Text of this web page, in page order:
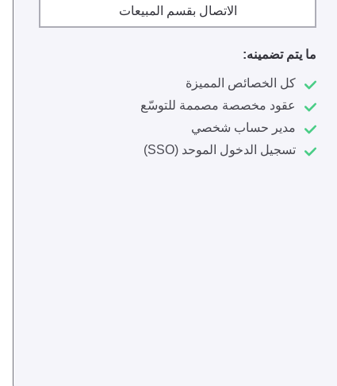
الاتصال بقسم المبيعات
ما يتم تضمينه:
كل الخصائص المميزة
عقود مخصصة مصممة للتوسّع
مدير حساب شخصي
تسجيل الدخول الموحد (SSO)